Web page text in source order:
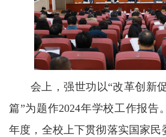
会上，强世功以“改革创新
篇”为题作2024年学校工作报告
年度，全校上下贯彻落实国家民